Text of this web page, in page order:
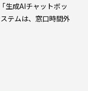
生成AIチャットボッ
テムは、窓口時間外